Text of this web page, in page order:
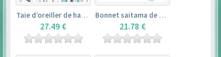
Taie d’oreiller de hatsune miku (150cm×50cm) – vocaloid
27.49 €
Bonnet saitama de one punch man
21.78 €